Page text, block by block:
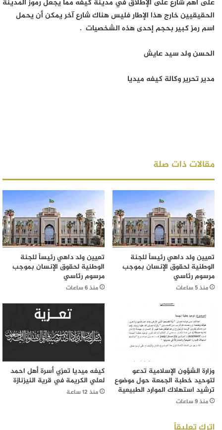
على أهم شارع على الإطلاق في مدينة كيفه مما يجعل رموز المدينة
الحقيقيين خارج هذا الإطار فليس هناك شارع آخر يمكن أن يحمل
اسم رمز كبير بحجم إحدى هذه الشخصيات .
الحسن ولد سيد عايش
مدير تحرير وكالة كيفه ميديا
مقالات ذات صلة
تعيين ولد داهي رئيساً للجنة
الوطنية لحقوق الإنسان بموجب
مرسوم رئاسي
منذ 5 ساعات
تعيين ولد داهي رئيساً للجنة
الوطنية لحقوق الإنسان بموجب
مرسوم رئاسي
منذ 6 ساعات
وزارة الشؤون الإسلامية تدعو
لتوحيد خطبة الجمعة حول موضوع
ترشيد استهلاك الموارد الطبيعية
منذ 9 ساعات
كيفه ميديا تعزي أسرة أهل احمد
لعلي الكريمة في قرية النيزنازة
منذ 12 ساعة